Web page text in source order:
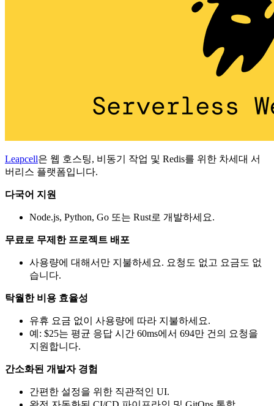
Leapcell은 웹 호스팅, 비동기 작업 및 Redis를 위한 차세대 서
버리스 플랫폼입니다.
다국어 지원
Node.js, Python, Go 또는 Rust로 개발하세요.
무료로 무제한 프로젝트 배포
사용량에 대해서만 지불하세요. 요청도 없고 요금도 없
습니다.
탁월한 비용 효율성
유휴 요금 없이 사용량에 따라 지불하세요.
예: $25는 평균 응답 시간 60ms에서 694만 건의 요청을
지원합니다.
간소화된 개발자 경험
간편한 설정을 위한 직관적인 UI.